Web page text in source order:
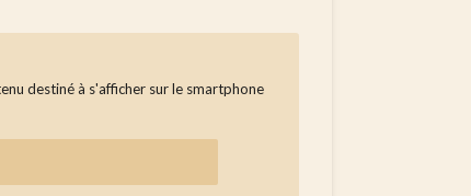
destiné à s'afficher sur le smartphone